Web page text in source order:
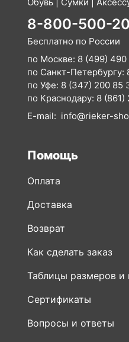
по Москве:8 (499) 490
по Санкт-Петербургу:
по Краснодару:8 (861)
E-mail:info@rieker-
Помощь
Доставка
Возврат
Как сделать заказ
Таблицы размеров и
Сертификаты
Вопросы и ответы